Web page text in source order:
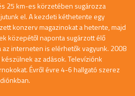
25 km-es körzetében sugározza
el. A kezdeti kéthetente egy
konzerv magazinokat a hetente, majd
közepétől naponta sugárzott élő
interneten is elérhetők vagyunk. 2008
az adások. Televíziónk
Évről évre 4-6 hallgató szerez